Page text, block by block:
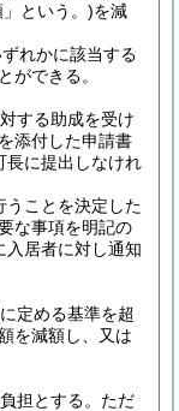
という。)を減
れかに該当する
ができる。
する助成を受け
添付した申請書
長に提出しなけれ
うことを決定した
な事項を明記の
入居者に対し通知
定める基準を超
を減額し、又は
担とする。 ただ